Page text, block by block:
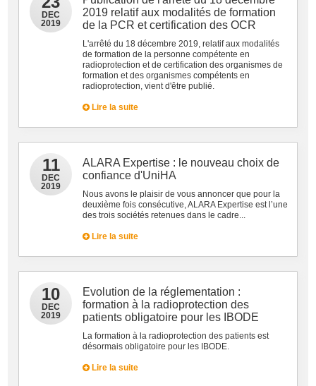
DEC
2019
2019 relatif aux modalités de formation
de la PCR et certification des OCR
L'arrêté du 18 décembre 2019, relatif aux modalités
de formation de la personne compétente en
radioprotection et de certification des organismes de
formation et des organismes compétents en
radioprotection, vient d'être publié.
Lire la suite
11
DEC
2019
ALARA Expertise : le nouveau choix de
confiance d'UniHA
Nous avons le plaisir de vous annoncer que pour la
deuxième fois consécutive, ALARA Expertise est l’une
des trois sociétés retenues dans le cadre...
Lire la suite
10
DEC
2019
Evolution de la réglementation :
formation à la radioprotection des
patients obligatoire pour les IBODE
La formation à la radioprotection des patients est
désormais obligatoire pour les IBODE.
Lire la suite